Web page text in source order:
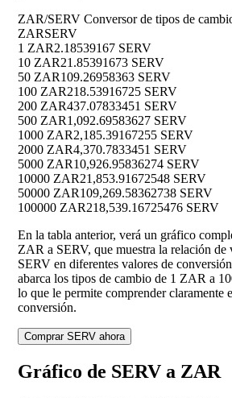
ZAR/SERV Conversor de tipos de
ZARSERV
1 ZAR2.18539167 SERV
10 ZAR21.85391673 SERV
50 ZAR109.26958363 SERV
100 ZAR218.53916725 SERV
200 ZAR437.07833451 SERV
500 ZAR1,092.69583627 SERV
1000 ZAR2,185.39167255 SERV
2000 ZAR4,370.7833451 SERV
5000 ZAR10,926.95836274 SERV
10000 ZAR21,853.91672548 SERV
50000 ZAR109,269.58362738 SERV
100000 ZAR218,539.16725476 SERV
En la tabla anterior, verá un gráfico
ZAR a SERV, que muestra la relación
SERV en diferentes valores de
abarca los tipos de cambio de 1 ZAR a
lo que le permite comprender claramente
conversión.
Comprar SERV ahora
Gráfico de SERV a ZAR